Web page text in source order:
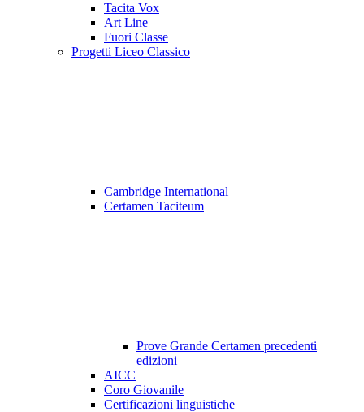
Tacita Vox
Art Line
Fuori Classe
Progetti Liceo Classico
Cambridge International
Certamen Taciteum
Prove Grande Certamen precedenti
edizioni
AICC
Coro Giovanile
Certificazioni linguistiche